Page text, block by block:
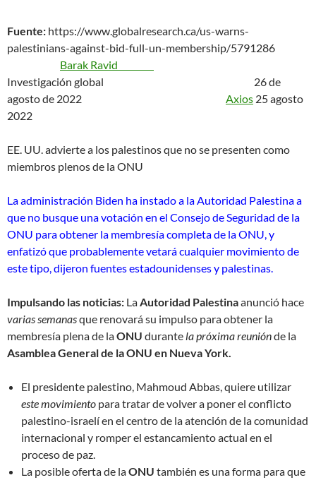
Fuente: https://www.globalresearch.ca/us-warns-
palestinians-against-bid-full-un-membership/5791286
Barak Ravid
Investigación global 26 de
agosto de 2022 Axios 25 agosto
2022
EE. UU. advierte a los palestinos que no se presenten como
miembros plenos de la ONU
La administración Biden ha instado a la Autoridad Palestina a
que no busque una votación en el Consejo de Seguridad de la
ONU para obtener la membresía completa de la ONU, y
enfatizó que probablemente vetará cualquier movimiento de
este tipo, dijeron fuentes estadounidenses y palestinas.
Impulsando las noticias: LaAutoridad Palestinaanunció hace
varias semanasque renovará su impulso para obtener la
membresía plena de laONU durante la próxima reuniónde la
Asamblea General de la ONU en Nueva York.
El presidente palestino, Mahmoud Abbas, quiere utilizar
este movimiento para tratar de volver a poner el conflicto
palestino-israelí en el centro de la atención de la comunidad
internacional y romper el estancamiento actual en el
proceso de paz.
La posible oferta de laONU también es una forma para que